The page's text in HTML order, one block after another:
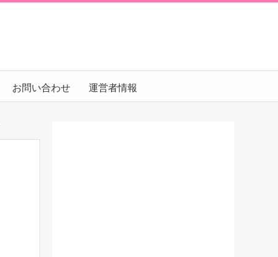
お問い合わせ 運営者情報